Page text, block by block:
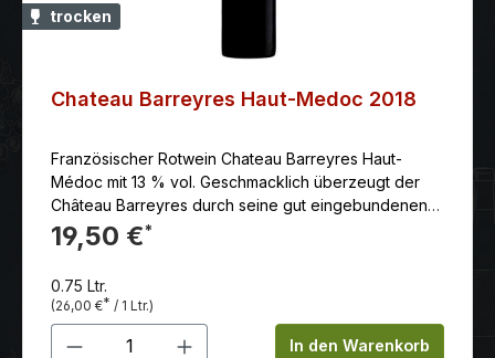
trocken
Chateau Barreyres Haut-Medoc 2018
Französischer Rotwein Chateau Barreyres Haut-
Médoc mit 13 % vol. Geschmacklich überzeugt der
Château Barreyres durch seine gut eingebundenen
Tannine und einen herrlich langen Abgang mit
Aromen von Schwarzbeere, Kirsche, diversen
19,50 €*
0.75 Ltr.
(26,00 €* / 1 Ltr.)
Produkt Anzahl: Gib denIn den Warenkorb